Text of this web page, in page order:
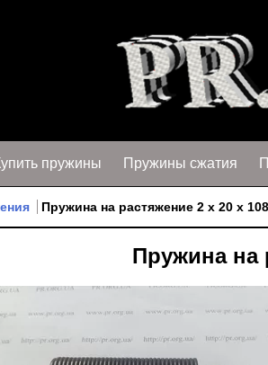
пружины Пружины сжатия
Пружина на растяжение 2 х 20 х
Пружина на